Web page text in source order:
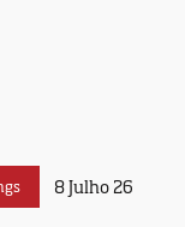
8 Julho 26